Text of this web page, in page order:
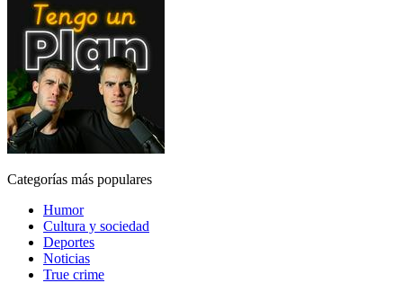
Categorías más populares
Humor
Cultura y sociedad
Deportes
Noticias
True crime